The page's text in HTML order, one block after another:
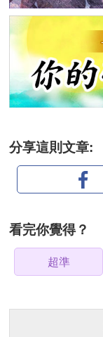
分享這則文章:
看完你覺得？
超準